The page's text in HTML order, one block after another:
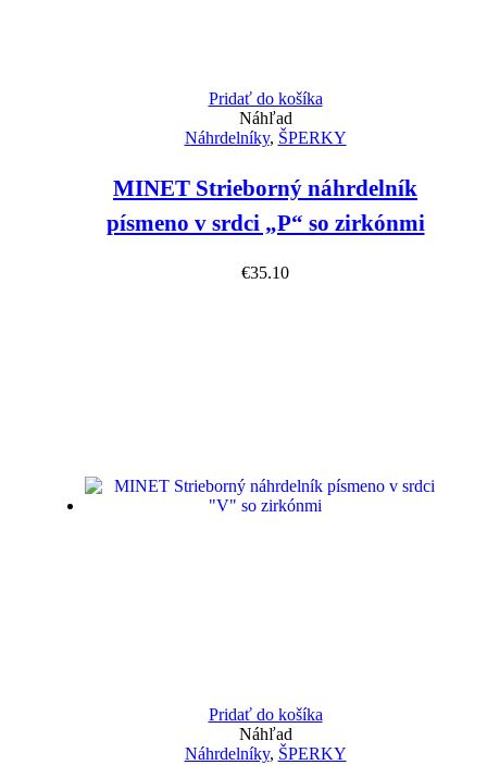
Pridať do košíka
Náhľad
Náhrdelníky, ŠPERKY
MINET Strieborný náhrdelník
písmeno v srdci „P“ so zirkónmi
€35.10
Pridať do košíka
Náhľad
Náhrdelníky, ŠPERKY